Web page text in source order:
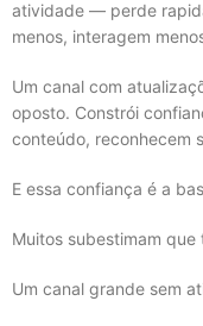
atividade — perde
menos, interagem
Um canal com
oposto. Constrói
conteúdo, reconhecem
E essa confiança é a
Muitos subestimam que
Um canal grande sem